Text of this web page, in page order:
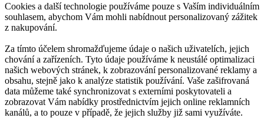
Cookies a další technologie používáme pouze s Vaším individuálním
souhlasem, abychom Vám mohli nabídnout personalizovaný zážitek
z nakupování.
Za tímto účelem shromažďujeme údaje o našich uživatelích, jejich
chování a zařízeních. Tyto údaje používáme k neustálé optimalizaci
našich webových stránek, k zobrazování personalizované reklamy a
obsahu, stejně jako k analýze statistik používání. Vaše zašifrovaná
data můžeme také synchronizovat s externími poskytovateli a
zobrazovat Vám nabídky prostřednictvím jejich online reklamních
kanálů, a to pouze v případě, že jejich služby již sami využíváte.